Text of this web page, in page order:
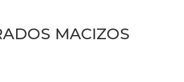
MACIZOS